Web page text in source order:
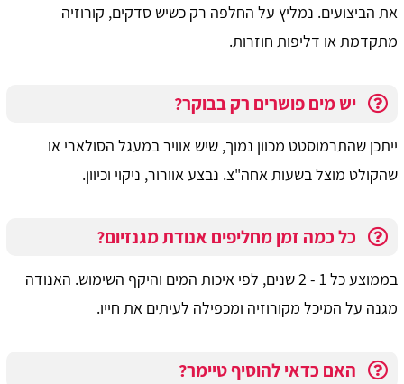
את הביצועים. נמליץ על החלפה רק כשיש סדקים, קורוזיה
מתקדמת או דליפות חוזרות.
יש מים פושרים רק בבוקר?
ייתכן שהתרמוסטט מכוון נמוך, שיש אוויר במעגל הסולארי או
שהקולט מוצל בשעות אחה"צ. נבצע אוורור, ניקוי וכיוון.
כל כמה זמן מחליפים אנודת מגנזיום?
בממוצע כל 1 - 2 שנים, לפי איכות המים והיקף השימוש. האנודה
מגנה על המיכל מקורוזיה ומכפילה לעיתים את חייו.
האם כדאי להוסיף טיימר?